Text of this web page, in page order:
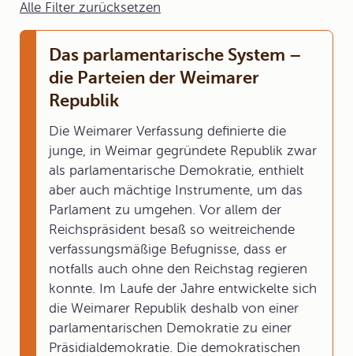
Alle Filter zurücksetzen
Das parlamentarische System –
die Parteien der Weimarer
Republik
Die Weimarer Verfassung definierte die
junge, in Weimar gegründete Republik zwar
als parlamentarische Demokratie, enthielt
aber auch mächtige Instrumente, um das
Parlament zu umgehen. Vor allem der
Reichspräsident besaß so weitreichende
verfassungsmäßige Befugnisse, dass er
notfalls auch ohne den Reichstag regieren
konnte. Im Laufe der Jahre entwickelte sich
die Weimarer Republik deshalb von einer
parlamentarischen Demokratie zu einer
Präsidialdemokratie. Die demokratischen